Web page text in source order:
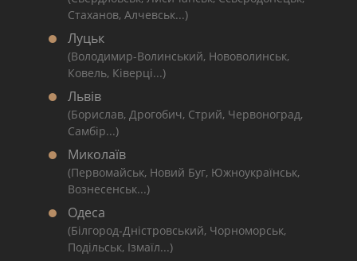
Стаханов, Алчевськ...)
Луцьк
(Володимир-Волинський, Нововолинськ,
Ковель, Ківерці...)
Львів
(Борислав, Дрогобич, Стрий, Червоноград,
Самбір...)
Миколаїв
(Первомайськ, Новий Буг, Южноукраїнськ,
Вознесенськ...)
Одеса
(Білгород-Дністровський, Чорноморськ,
Подільськ, Ізмаїл...)